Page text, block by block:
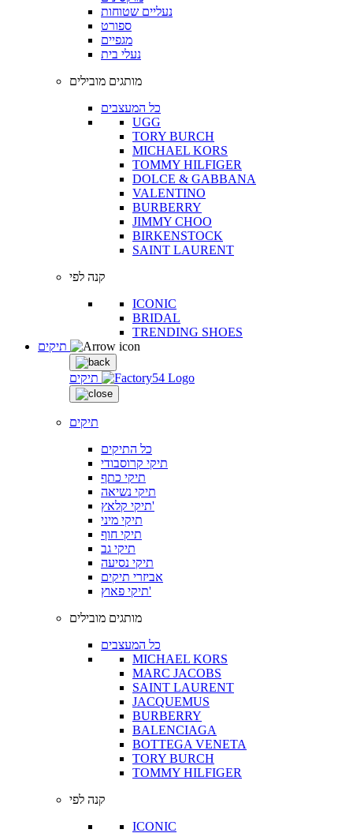
נעליים שטוחות
ספורט
מגפיים
נעלי בית
מותגים מובילים
כל המעצבים
UGG
TORY BURCH
MICHAEL KORS
TOMMY HILFIGER
DOLCE & GABBANA
VALENTINO
BURBERRY
JIMMY CHOO
BIRKENSTOCK
SAINT LAURENT
קנה לפי
ICONIC
BRIDAL
TRENDING SHOES
תיקים
תיקים
כל התיקים
תיקי קרוסבודי
תיקי כתף
תיקי נשיאה
תיקי קלאץ'
תיקי מיני
תיקי חוף
תיקי גב
תיקי נסיעה
אביזרי תיקים
תיקי פאוץ'
מותגים מובילים
כל המעצבים
MICHAEL KORS
MARC JACOBS
SAINT LAURENT
JACQUEMUS
BURBERRY
BALENCIAGA
BOTTEGA VENETA
TORY BURCH
TOMMY HILFIGER
קנה לפי
ICONIC